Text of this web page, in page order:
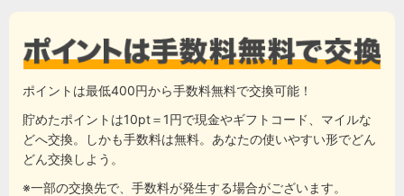
ポイントは最低400円から手数料無料で交換可能！
貯めたポイントは10pt＝1円で現金やギフトコード、マイルな
どへ交換。しかも手数料は無料。あなたの使いやすい形でどん
どん交換しよう。
※一部の交換先で、手数料が発生する場合がございます。